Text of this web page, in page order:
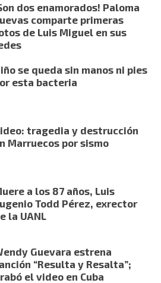
dos enamorados! Paloma
comparte primeras
de Luis Miguel en sus
se queda sin manos ni pies
esta bacteria
tragedia y destrucción
Marruecos por sismo
a los 87 años, Luis
Todd Pérez, exrector
la UANL
Guevara estrena
“Resulta y Resalta”;
el video en Cuba